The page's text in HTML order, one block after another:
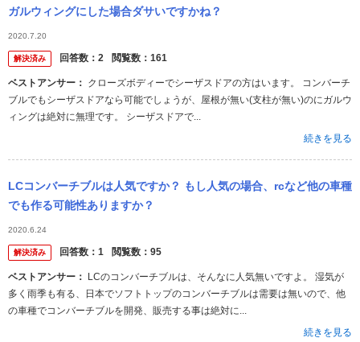
ガルウィングにした場合ダサいですかね？
2020.7.20
解決済み 回答数： 2 閲覧数： 161
ベストアンサー：
ブルでもシーザスドアなら可能でしょうが、屋根が無い(支柱が無い)のにガルウ
ィングは絶対に無理です。 シーザスドアで...
続きを見る
LCコンバーチブルは人気ですか？ もし人気の場合、rcなど他の車種
でも作る可能性ありますか？
2020.6.24
解決済み 回答数： 1 閲覧数： 95
ベストアンサー：
多く雨季も有る、日本でソフトトップのコンバーチブルは需要は無いので、他
の車種でコンバーチブルを開発、販売する事は絶対に...
続きを見る